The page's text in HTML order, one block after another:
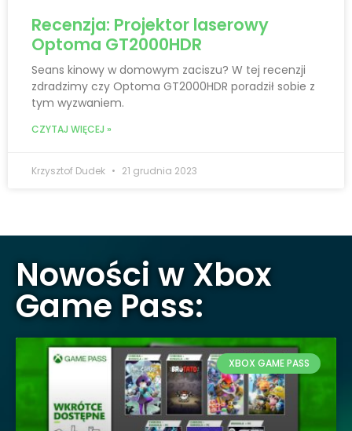
Recenzja: Projektor laserowy
Optoma GT2000HDR
Seans kinowy w domowym zaciszu? W tej recenzji
zdradzimy czy Optoma GT2000HDR poradził sobie z
tym wyzwaniem.
CZYTAJ WIĘCEJ »
Krzysztof Dudek 21 grudnia 2023
Nowości w Xbox
Game Pass:
XBOX GAME PASS